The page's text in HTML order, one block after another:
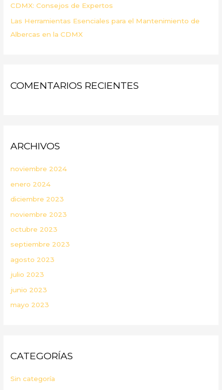
CDMX: Consejos de Expertos
Las Herramientas Esenciales para el Mantenimiento de
Albercas en la CDMX
COMENTARIOS RECIENTES
ARCHIVOS
noviembre 2024
enero 2024
diciembre 2023
noviembre 2023
octubre 2023
septiembre 2023
agosto 2023
julio 2023
junio 2023
mayo 2023
CATEGORÍAS
Sin categoría